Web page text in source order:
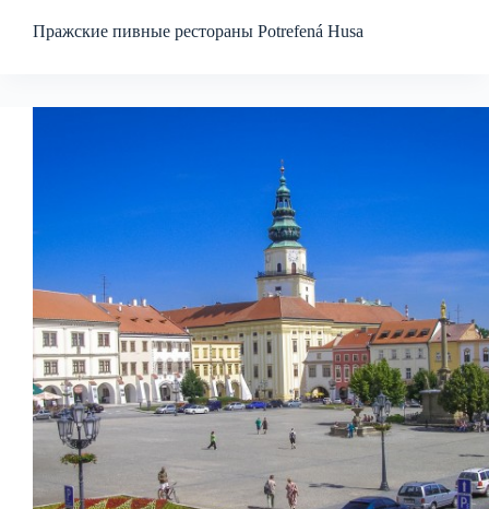
Пражские пивные рестораны Potrefená Husa